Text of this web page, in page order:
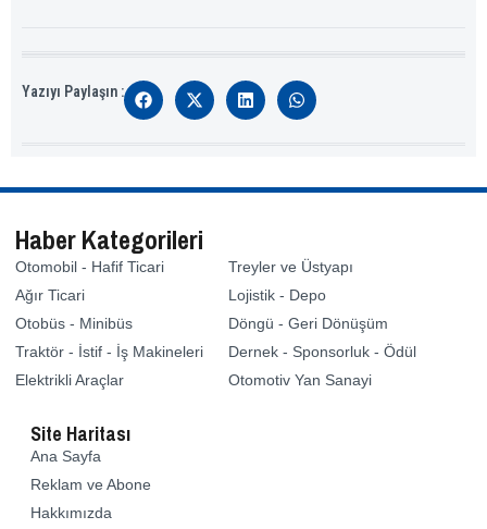
Yazıyı Paylaşın :
Haber Kategorileri
Otomobil - Hafif Ticari
Ağır Ticari
Otobüs - Minibüs
Traktör - İstif - İş Makineleri
Elektrikli Araçlar
Treyler ve Üstyapı
Lojistik - Depo
Döngü - Geri Dönüşüm
Dernek - Sponsorluk - Ödül
Otomotiv Yan Sanayi
Site Haritası
Ana Sayfa
Reklam ve Abone
Hakkımızda